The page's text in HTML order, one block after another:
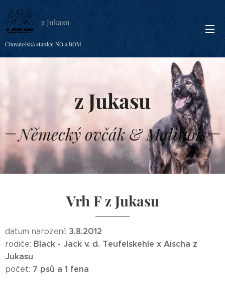
z Jukasu
Chovatelská stanice NO a BOM
z Jukasu
Německý ovčák & Malinois
Vrh F z Jukasu
datum narození: 3.8.2012
rodiče: Black - Jack v. d. Teufelskehle x Aischa z
Jukasu
počet: 7 psů a 1 fena